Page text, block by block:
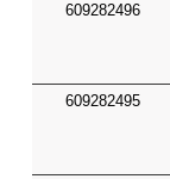
609282496
609282495